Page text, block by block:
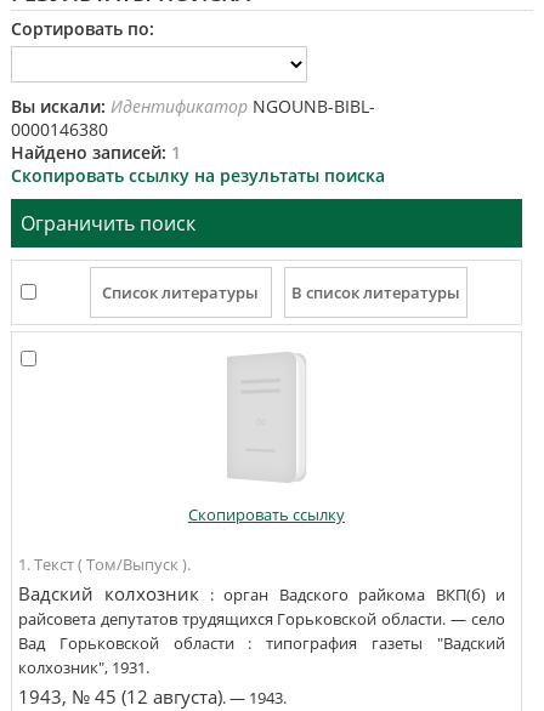
Сортировать по:
Вы искали: ИдентификаторNGOUNB-BIBL-
0000146380
Найдено записей: 1
Скопировать ссылку на результаты поиска
Ограничить поиск
Скопировать ссылку
1. Текст ( Том/Выпуск ).
Вадский колхозник : орган Вадского райкома ВКП(б) и
райсовета депутатов трудящихся Горьковской области. — село
Вад Горьковской области : типография газеты "Вадский
колхозник",1931.
1943, № 45 (12 августа). —1943.